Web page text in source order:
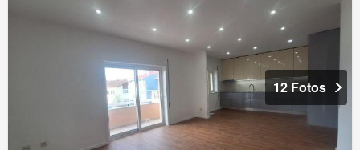
12 Fotos